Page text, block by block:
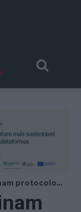
protocolo...